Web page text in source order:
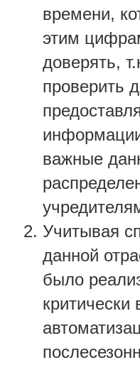
времени,
этим
доверять,
проверить
важные
Учитывая
данной
было